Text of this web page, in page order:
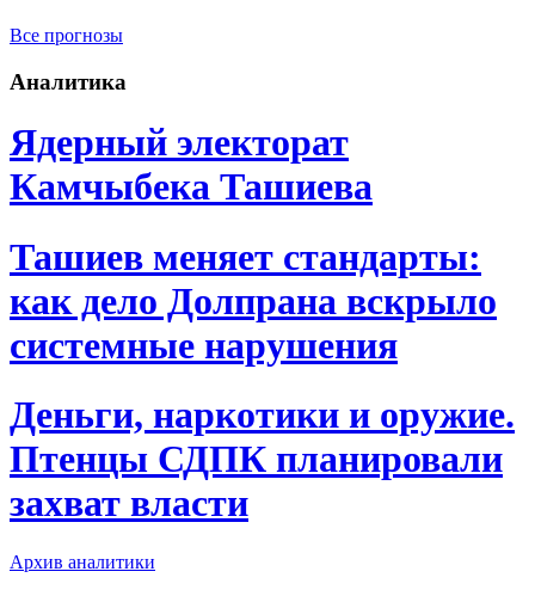
Все прогнозы
Аналитика
Ядерный электорат
Камчыбека Ташиева
Ташиев меняет стандарты:
как дело Долпрана вскрыло
системные нарушения
Деньги, наркотики и оружие.
Птенцы СДПК планировали
захват власти
Архив аналитики